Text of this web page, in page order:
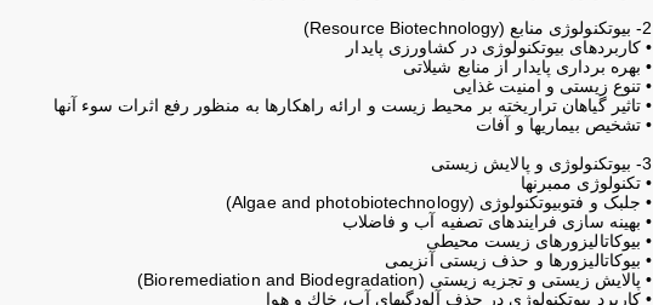
2- بیوتکنولوژی منابع (Resource Biotechnology)
• کاربردهای بیوتکنولوژی در کشاورزی پایدار
• بهره برداری پایدار از منابع شیلاتی
• تنوع زیستی و امنیت غذایی
• تاثیر گیاهان تراریخته بر محيط زيست و ارائه راهكارها به منظور رفع اثرات سوء آنها
• تشخيص بيماريها و آفات
3- بیوتکنولوژی و پالایش زیستی
• تکنولوژی ممبرنها
• جلبک و فتوبیوتکنولوژی (Algae and photobiotechnology)
• بهینه سازی فرایندهای تصفیه آب و فاضلاب
• بیوکاتالیزورهای زیست محیطی
• بیوکاتالیزورها و حذف زیستی آنزیمی
• پالایش زیستی و تجزیه زیستی (Bioremediation and Biodegradation)
• كاربرد بيوتكنولوژي در حذف آلودگيهاي آب، خاك و هوا